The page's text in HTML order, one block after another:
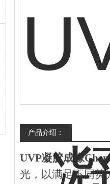
产品介绍：
UVP凝胶成像
光，以满足不同荧